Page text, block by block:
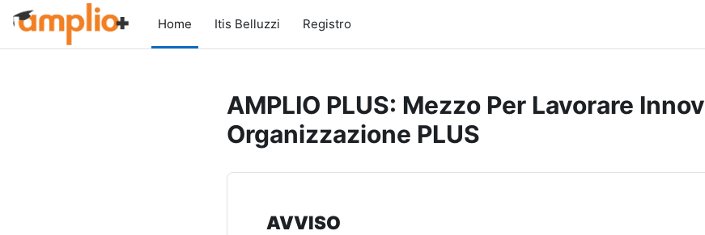
Skip to main content
Home
Itis Belluzzi Registro
AMPLIO PLUS: Mezzo Per Lavorare
Organizzazione PLUS
AVVISO